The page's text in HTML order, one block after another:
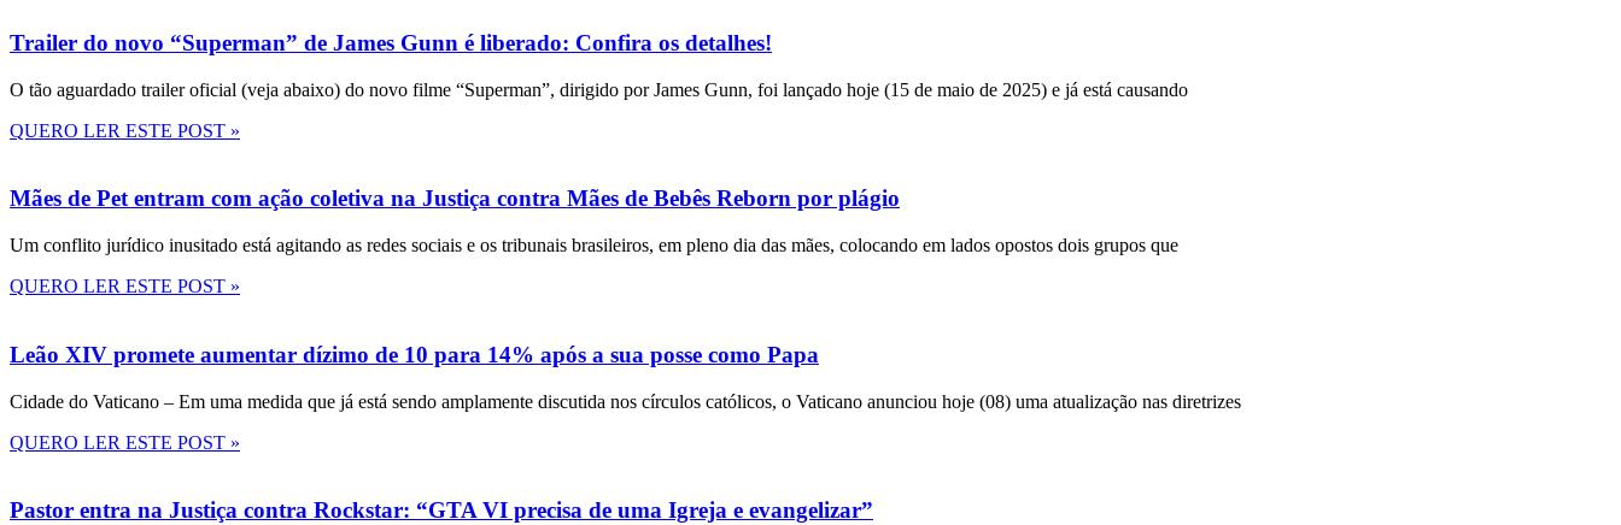
Trailer do novo “Superman” de James Gunn é liberado: Confira os detalhes!
O tão aguardado trailer oficial (veja abaixo) do novo filme “Superman”, dirigido por James Gunn, foi lançado hoje (15 de maio de 2025) e já está causando
QUERO LER ESTE POST »
Mães de Pet entram com ação coletiva na Justiça contra Mães de Bebês Reborn por plágio
Um conflito jurídico inusitado está agitando as redes sociais e os tribunais brasileiros, em pleno dia das mães, colocando em lados opostos dois grupos que
QUERO LER ESTE POST »
Leão XIV promete aumentar dízimo de 10 para 14% após a sua posse como Papa
Cidade do Vaticano – Em uma medida que já está sendo amplamente discutida nos círculos católicos, o Vaticano anunciou hoje (08) uma atualização nas diretrizes
QUERO LER ESTE POST »
Pastor entra na Justiça contra Rockstar: “GTA VI precisa de uma Igreja e evangelizar”